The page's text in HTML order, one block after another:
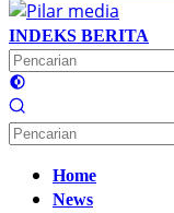
INDEKS BERITA
Home
News